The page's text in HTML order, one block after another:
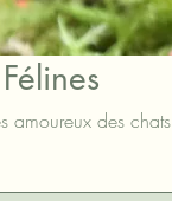
amoureux des